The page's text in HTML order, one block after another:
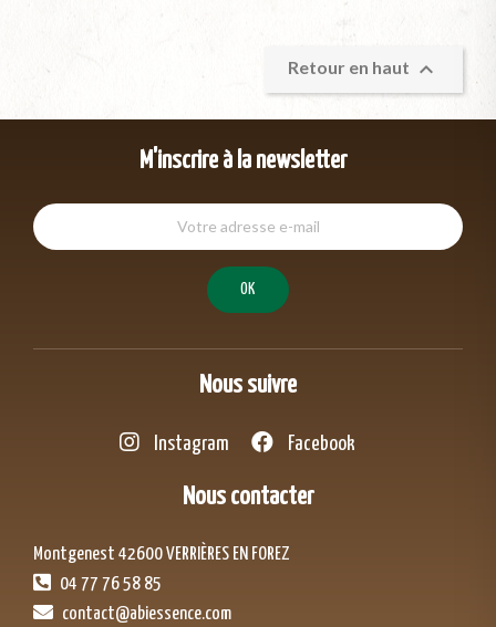
Retour en haut 
M'inscrire à la newsletter
Nous suivre
Instagram Facebook
Nous contacter
Montgenest 42600 VERRIÈRES EN FOREZ
04 77 76 58 85
contact@abiessence.com